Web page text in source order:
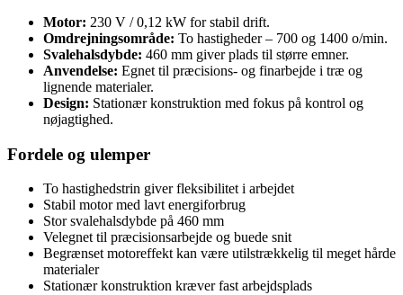
Motor: 230 V / 0,12 kW for stabil drift.
Omdrejningsområde: To hastigheder – 700 og 1400 o/min.
Svalehalsdybde: 460 mm giver plads til større emner.
Anvendelse: Egnet til præcisions- og finarbejde i træ og
lignende materialer.
Design: Stationær konstruktion med fokus på kontrol og
nøjagtighed.
Fordele og ulemper
To hastighedstrin giver fleksibilitet i arbejdet
Stabil motor med lavt energiforbrug
Stor svalehalsdybde på 460 mm
Velegnet til præcisionsarbejde og buede snit
Begrænset motoreffekt kan være utilstrækkelig til meget hårde
materialer
Stationær konstruktion kræver fast arbejdsplads